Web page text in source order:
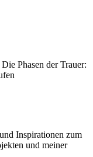
Die Phasen der Trauer:
Inspirationen zum
und meiner